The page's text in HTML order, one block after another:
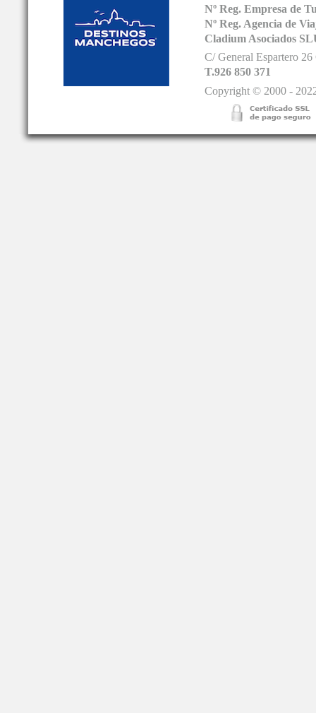
Nº Reg. Empresa de
Nº Reg. Agencia de
Cladium Asociados
C/ General Espartero
T.926 850 371
Copyright © 2000 -